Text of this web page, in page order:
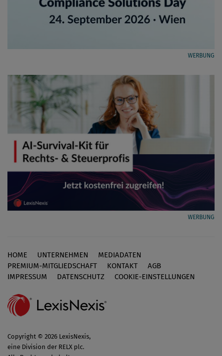
WERBUNG
WERBUNG
Footer
HOME UNTERNEHMEN
MEDIADATEN
PREMIUM-MITGLIEDSCHAFT
KONTAKT
AGB
IMPRESSUM
DATENSCHUTZ COOKIE-EINSTELLUNGEN
Copyright © 2026 LexisNexis,
eine Division der RELX plc.